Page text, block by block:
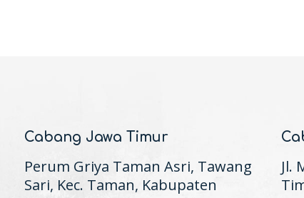
Cabang Jawa Timur
Perum Griya Taman Asri, Tawang
Sari, Kec. Taman, Kabupaten
Jl.